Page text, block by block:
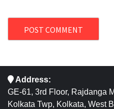
Address:
GE-61, 3rd Floor, Rajdanga
Kolkata Twp, Kolkata, West